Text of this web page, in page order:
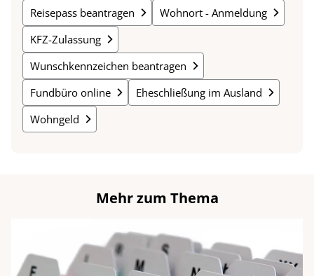
Reisepass beantragen
Wohnort - Anmeldung
KFZ-Zulassung
Wunschkennzeichen beantragen
Fundbüro online
Eheschließung im Ausland
Wohngeld
Mehr zum Thema